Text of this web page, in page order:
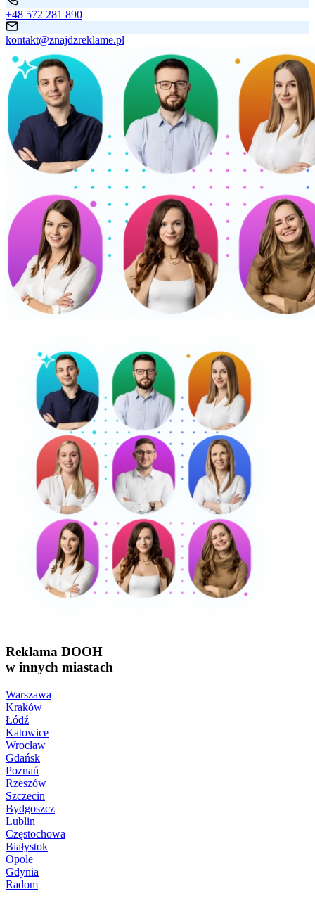
+48 572 281 890
kontakt@znajdzreklame.pl
Reklama DOOH
w innych miastach
Warszawa
Kraków
Łódź
Katowice
Wrocław
Gdańsk
Poznań
Rzeszów
Szczecin
Bydgoszcz
Lublin
Częstochowa
Białystok
Opole
Gdynia
Radom